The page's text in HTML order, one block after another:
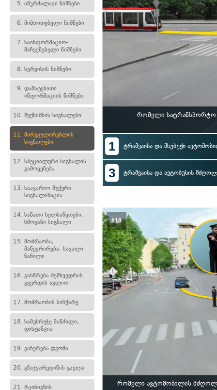
5. ამკრძალავი ნიშნები
6. მიმთითებელი ნიშნები
7. საინფორმაციო-
მაჩვენებელი ნიშნები
8. სერვისის ნიშნები
9. დამატებითი
ინფორმაციის ნიშნები
10. შუქნიშნის სიგნალები
11. მარეგულირებლის
სიგნალები
12. სპეციალური სიგნალის
გამოყენება
13. საავარიო შუქური
სიგნალიზაცია
14. სანათი ხელსაწყოები,
ხმოვანი სიგნალი
15. მოძრაობა,
მანევრირება, სავალი
ნაწილი
16. გასწრება შემხვედრის
გვერდის ავლით
17. მოძრაობის სიჩქარე
18. სამუხრუჭე მანძილი,
დისტანცია
19. გაჩერება დგომა
20. გზაჯვარედინის გავლა
21. რკინიგზის
რომელი სატრანსპორტო
1 ტრამვაისა და მსუბუქი
3 ტრამვაისა და ავტობუსის
#18
რომელი ავტომობილის მძღოლი